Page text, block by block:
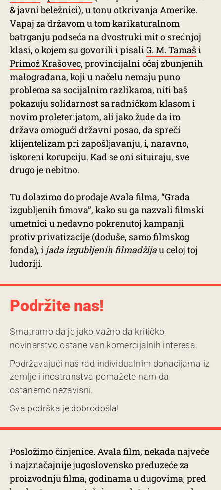
& javni beležnici), u tonu otkrivanja Amerike.
Vapaj za državom u tom karikaturalnom
batrganju podseća na dvostruki mit o srednjoj
klasi, o kojem su govorili i pisaliG. M. Tamaši
Primož Krašovec, provincijalni očaj zbunjenih
malograđana, koji u načelu nemaju puno
problema sa socijalnim razlikama, niti baš
pokazuju solidarnost sa radničkom klasom i
novim proleterijatom, ali jako žude da im
država omogući državni posao, da spreči
klijentelizam pri zapošljavanju, i, naravno,
iskoreni korupciju. Kad se oni situiraju, sve
drugo je nebitno.
Tu dolazimo do prodaje Avala filma, “Grada
izgubljenih fimova”, kako su ga nazvali filmski
umetnici u nedavno pokrenutoj kampanji
protiv privatizacije (doduše, samo filmskog
fonda), i jada izgubljenih filmadžijau celoj toj
ludoriji.
Podržite nas!
Smatramo da je jako važno da kritičko
novinarstvo ostane van komercijalnih interesa.
Podržavajući naš rad individualnim donacijama iz
zemlje i inostranstva pomažete nam da
ostanemo nezavisni.
Sva podrška je dobrodošla!
Posložimo činjenice. Avala film, nekada najveće
i najznačajnije jugoslovensko preduzeće za
proizvodnju filma, godinama u dugovima, pred